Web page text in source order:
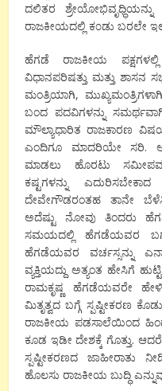
ದಲಿತರ
ರಾಜಕೀಯದಲ್ಲಿ ಕ೦ಡು ಬರಲೇ
ಹೆಗಡೆ ರಾಜಕೀಯ
ವಿಧಾನಪರಿಷತ್ತು ಮತ್ತು ಶಾಸನ
ಮಂತ್ರಿಯಾಗಿ,
ಬಂದ ಪದವಿಗಳನ್ನು
ಮೌಲ್ಯಾಧಾರಿತ ರಾಜಕಾರಣ
ಎಂದಿಗೂ ಮಾದರಿಯೇ ಸರಿ.
ಮಾಡಲು ಹೊರಟು
ಕಷ್ಟಗಳನ್ನು
ದೇವೇಗೌಡರಂತಹ ತಾನೇ
ಅದೆಷ್ಟು ನೋವು ತಿಂದರು
ಸಮಯದಲ್ಲಿ ಹೆಗಡೆಯವರ
ಹೆಗಡೆಯವರ ವರ್ಚಸ್ಸನ್ನು
ವ್ಯಕ್ತಿಯದ್ದು ಅತ್ಯಂತ ಹೇಸಿಗೆ
ರಾಮಕೃಷ್ಣ ಹೆಗಡೆಯವರೇ
ಮಿತೃತ್ವದ ಬಗ್ಗೆ ಸ್ಪಷ್ಟೀಕರಣ
ರಾಜಕೀಯ ಪಡಸಾಲೆಯಿಂದ
ಕೂಡ ಇಡೀ ದೇಶಕ್ಕೆ ಗೊತ್ತು.
ಸ್ಪಷ್ಟೀಕರಣದ ಜಾಹೀರಾತು
ಹೊಲಸು ರಾಜಕೀಯ ಬುದ್ಧಿ